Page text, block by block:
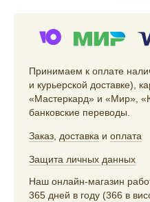
Принимаем к оплате
и курьерской доставке),
«Мастеркард» и «Мир»,
банковские переводы.
Заказ доставка и оплата
Защита личных данных
Наш онлайн-магазин
365 дней в году (366 в